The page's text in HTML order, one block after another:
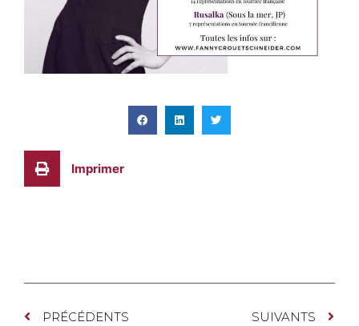
Imprimer
PRÉCÉDENTS SUIVANTS